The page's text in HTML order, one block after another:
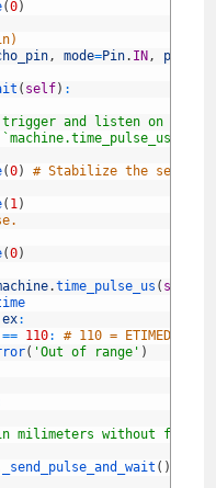
(0)
, mode=Pin. IN , pull
( self) :
and listen on echo
(0)
# Stabilize the sensor
( 1)
(0)
.time_pulse_us ( self
ex:
== 110:
# 110 = ETIMEDOUT
( 'Out of range' )
without
_send_pulse_and_wait ( )